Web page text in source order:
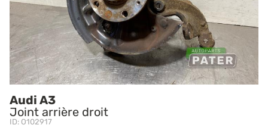
Audi A3
Joint arrière droit
ID: O102917